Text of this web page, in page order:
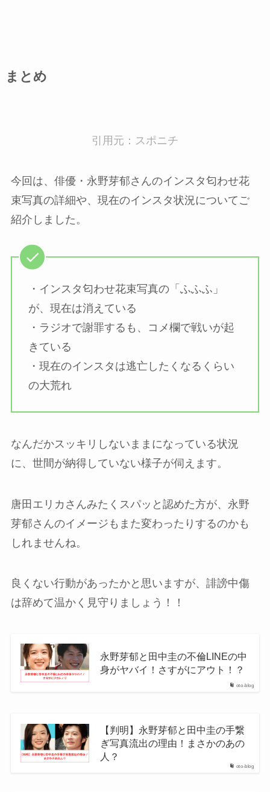
まとめ
引用元：スポニチ
今回は、俳優・永野芽郁さんのインスタ匂わせ花
束写真の詳細や、現在のインスタ状況についてご
紹介しました。
・インスタ匂わせ花束写真の「ふふふ」
が、現在は消えている
・ラジオで謝罪するも、コメ欄で戦いが起
きている
・現在のインスタは逃亡したくなるくらい
の大荒れ
なんだかスッキリしないままになっている状況
に、世間が納得していない様子が伺えます。
唐田エリカさんみたくスパッと認めた方が、永野
芽郁さんのイメージもまた変わったりするのかも
しれませんね。
良くない行動があったかと思いますが、誹謗中傷
は辞めて温かく見守りましょう！！
oto-blog
永野芽郁と田中圭の不倫LINEの中
身がヤバイ！さすがにアウト！？
oto-blog
【判明】永野芽郁と田中圭の手繋
ぎ写真流出の理由！まさかのあの
人？